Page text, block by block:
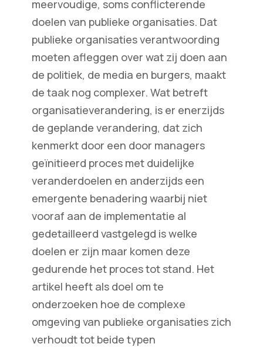
meervoudige, soms conflicterende
doelen van publieke organisaties. Dat
publieke organisaties verantwoording
moeten afleggen over wat zij doen aan
de politiek, de media en burgers, maakt
de taak nog complexer. Wat betreft
organisatieverandering, is er enerzijds
de geplande verandering, dat zich
kenmerkt door een door managers
geïnitieerd proces met duidelijke
veranderdoelen en anderzijds een
emergente benadering waarbij niet
vooraf aan de implementatie al
gedetailleerd vastgelegd is welke
doelen er zijn maar komen deze
gedurende het proces tot stand. Het
artikel heeft als doel om te
onderzoeken hoe de complexe
omgeving van publieke organisaties zich
verhoudt tot beide typen